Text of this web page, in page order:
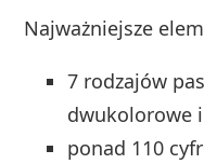
Najważniejsze
7 rodzajów
dwukolorowe
ponad 110